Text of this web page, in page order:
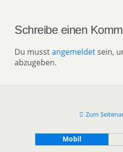
Schreibe einen
Du musstangemeldet sein,
abzugeben.
Zum
Mobil